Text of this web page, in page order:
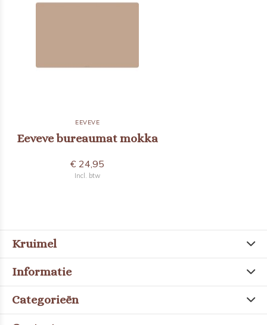
EEVEVE
Eeveve bureaumat mokka
€ 24,95
Incl. btw
Kruimel
Informatie
Categorieën